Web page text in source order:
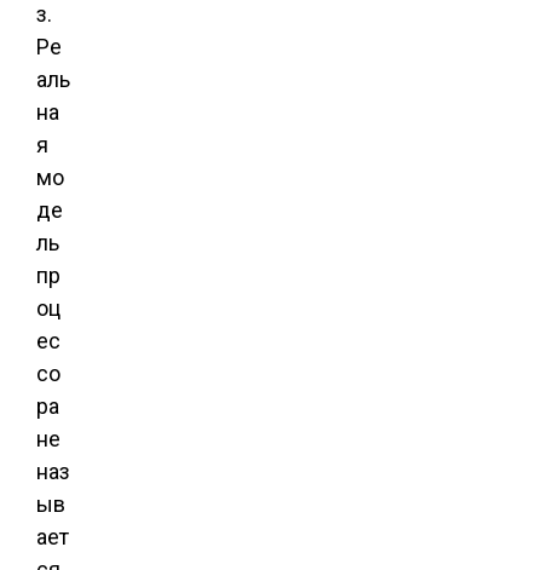
з.
Ре
аль
на
я
мо
де
ль
пр
оц
ес
со
ра
не
наз
ыв
ает